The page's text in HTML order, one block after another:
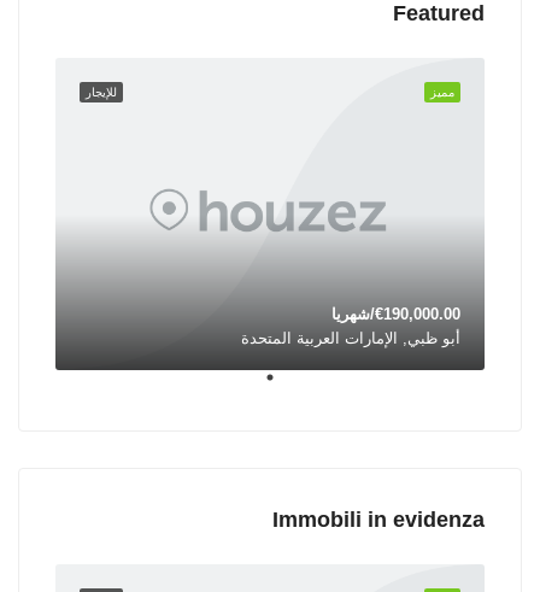
Featured
للإيجار مميز
€190,000.00/شهريا
أبو ظبي, الإمارات العربية المتحدة
Immobili in evidenza